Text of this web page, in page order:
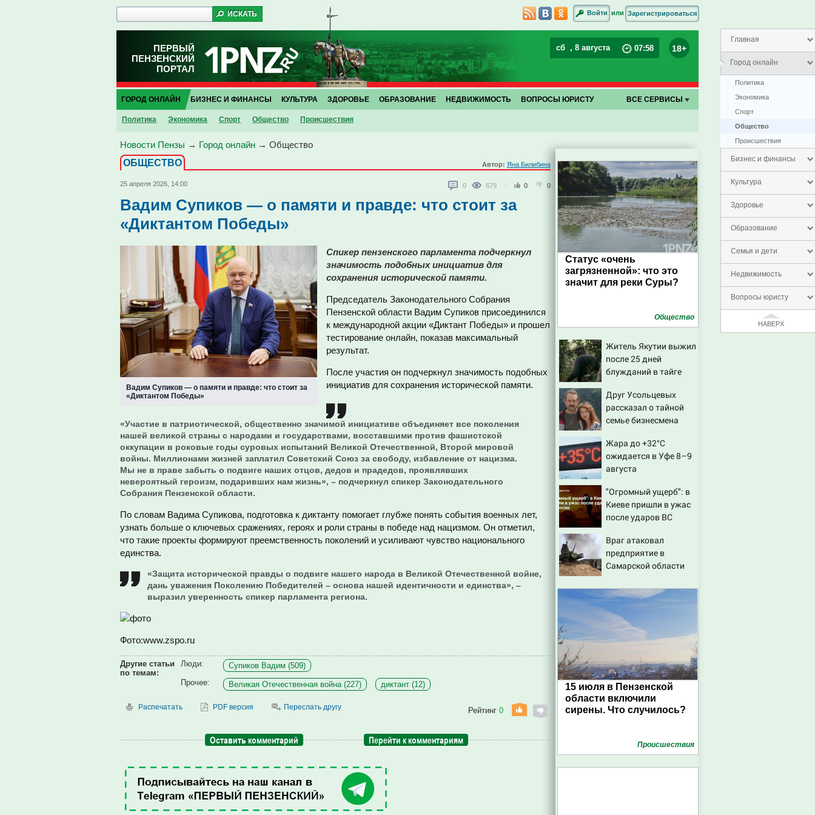
Главная
Город онлайн
Политика
Экономика
Спорт
Общество
Проиcшествия
Бизнес и финансы
Культура
Здоровье
Образование
Семья и дети
Недвижимость
Вопросы юристу
НАВЕРХ
Войти или Зарегистрироваться
ПЕРВЫЙ
ПЕНЗЕНСКИЙ
ПОРТАЛ
сб , 8 августа 07:58 18+
ГОРОД ОНЛАЙН
Политика Экономика Спорт Общество Проиcшествия
БИЗНЕС И ФИНАНСЫ КУЛЬТУРА ЗДОРОВЬЕ ОБРАЗОВАНИЕ НЕДВИЖИМОСТЬ ВОПРОСЫ ЮРИСТУ ВСЕ СЕРВИСЫ
Новости Пензы → Город онлайн → Общество
ОБЩЕСТВО
Автор: Яна Билибина
25 апреля 2026, 14:00 0 679 0 0
Вадим Супиков — о памяти и правде: что стоит за
«Диктантом Победы»
Вадим Супиков — о памяти и правде: что стоит за
«Диктантом Победы»
Спикер пензенского парламента подчеркнул
значимость подобных инициатив для
сохранения исторической памяти.
Председатель Законодательного Собрания
Пензенской области Вадим Супиков присоединился
к международной акции «Диктант Победы» и прошел
тестирование онлайн, показав максимальный
результат.
После участия он подчеркнул значимость подобных
инициатив для сохранения исторической памяти.
«Участие в патриотической, общественно значимой инициативе объединяет все поколения
нашей великой страны с народами и государствами, восставшими против фашистской
оккупации в роковые годы суровых испытаний Великой Отечественной, Второй мировой
войны. Миллионами жизней заплатил Советский Союз за свободу, избавление от нацизма.
Мы не в праве забыть о подвиге наших отцов, дедов и прадедов, проявлявших
невероятный героизм, подаривших нам жизнь», – подчеркнул спикер Законодательного
Собрания Пензенской области.
По словам Вадима Супикова, подготовка к диктанту помогает глубже понять события военных лет,
узнать больше о ключевых сражениях, героях и роли страны в победе над нацизмом. Он отметил,
что такие проекты формируют преемственность поколений и усиливают чувство национального
единства.
«Защита исторической правды о подвиге нашего народа в Великой Отечественной войне,
дань уважения Поколению Победителей – основа нашей идентичности и единства», –
выразил уверенность спикер парламента региона.
Фото:www.zspo.ru
Другие статьи
по темам:
Люди:
Супиков Вадим (509)
Прочее:
Великая Отечественная война (227) диктант (12)
Распечатать PDF версия Переслать другу Рейтинг 0
Оставить комментарий Перейти к комментариям
Статус «очень
загрязненной»: что это
значит для реки Суры?
Общество
Житель Якутии выжил
после 25 дней
блужданий в тайге
Друг Усольцевых
рассказал о тайной
семье бизнесмена
Жара до +32°C
ожидается в Уфе 8–9
августа
"Огромный ущерб": в
Киеве пришли в ужас
после ударов ВС
Враг атаковал
предприятие в
Самарской области
15 июля в Пензенской
области включили
сирены. Что случилось?
Проиcшествия